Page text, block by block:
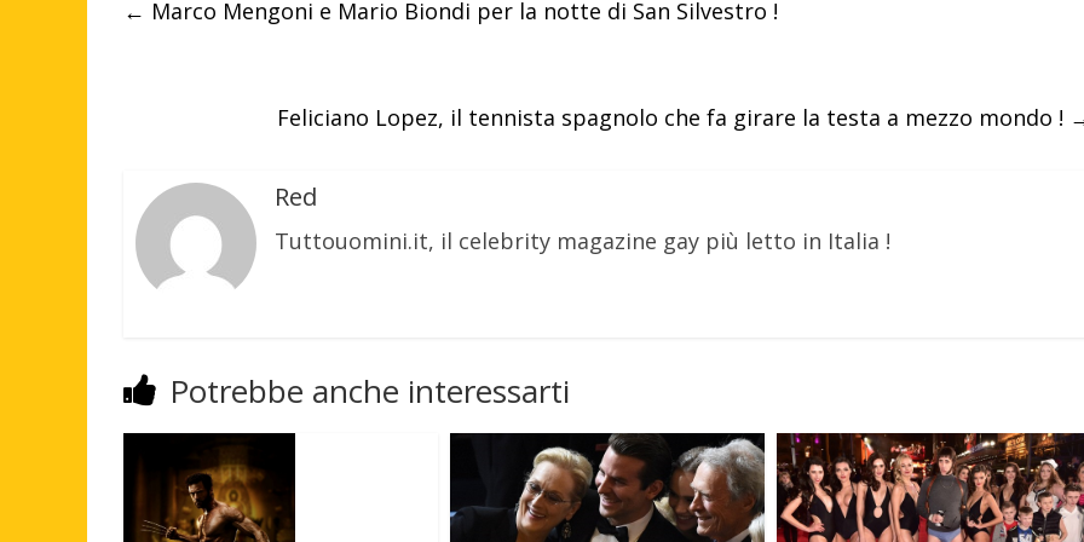
← Marco Mengoni e Mario Biondi per la notte di San Silvestro !
Feliciano Lopez, il tennista spagnolo che fa girare la testa a mezzo mondo !
Red
Tuttouomini.it, il celebrity magazine gay più letto in Italia !
Potrebbe anche interessarti